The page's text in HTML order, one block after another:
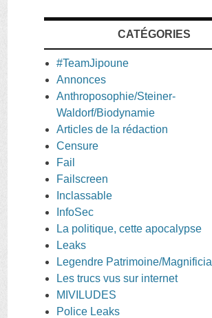
CATÉGORIES
#TeamJipoune
Annonces
Anthroposophie/Steiner-
Waldorf/Biodynamie
Articles de la rédaction
Censure
Fail
Failscreen
Inclassable
InfoSec
La politique, cette apocalypse
Leaks
Legendre Patrimoine/Magnificia
Les trucs vus sur internet
MIVILUDES
Police Leaks